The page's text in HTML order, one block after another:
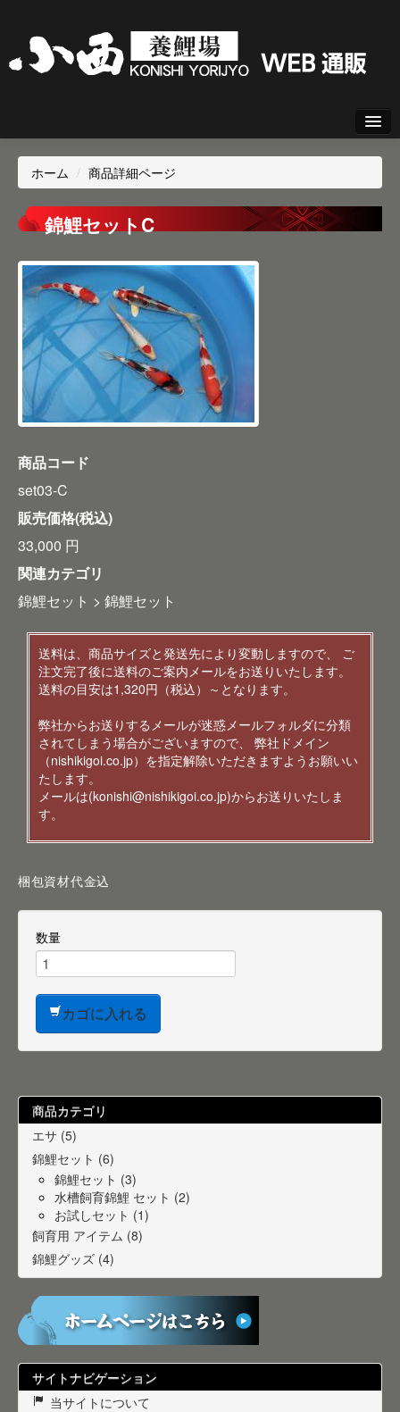
ログイン
ホーム / 商品詳細ページ
錦鯉セットC
商品コード
set03-C
販売価格(税込)
33,000 円
関連カテゴリ
錦鯉セット > 錦鯉セット
送料は、商品サイズと発送先により変動しますので、 ご
注文完了後に送料のご案内メールをお送りいたします。
送料の目安は1,320円（税込）～となります。
弊社からお送りするメールが迷惑メールフォルダに分類
されてしまう場合がございますので、 弊社ドメイン
（nishikigoi.co.jp）を指定解除いただきますようお願いい
たします。
メールは(konishi@nishikigoi.co.jp)からお送りいたしま
す。
梱包資材代金込
数量
カゴに入れる
商品カテゴリ
エサ (5)
錦鯉セット (6)
錦鯉セット (3)
水槽飼育錦鯉 セット (2)
お試しセット (1)
飼育用 アイテム (8)
錦鯉グッズ (4)
サイトナビゲーション
当サイトについて